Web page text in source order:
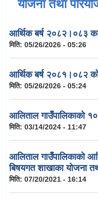
योजना तथा
आर्थिक बर्ष २०८२।०८३
मिति: 05/26/2026 - 05:26
आर्थिक बर्ष २०८१।०८२
मिति: 05/26/2026 - 05:24
आलिताल गाउँपालिकाको १०
मिति: 03/14/2024 - 11:47
आलिताल गाउँपालिकाको
बिषयगत शाखाका योजना
मिति: 07/20/2021 - 16:14